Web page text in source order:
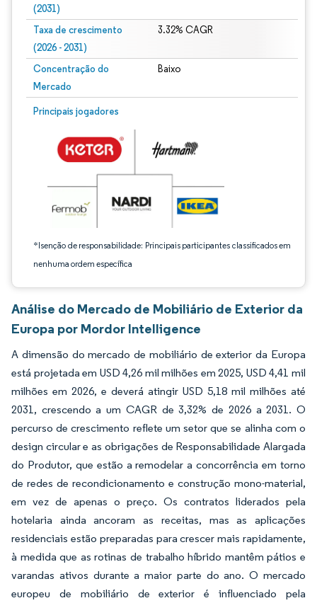
(2031)
Taxa de crescimento
(2026 - 2031)
3.32% CAGR
Concentração do
Mercado
Baixo
Principais jogadores
*Isenção de responsabilidade: Principais participantes classificados em
nenhuma ordem específica
Imagem © Mordor Intelligence. O reuso requer atribuição conforme CC BY 4.0.
Análise do Mercado de Mobiliário de Exterior da
Europa por Mordor Intelligence
A dimensão do mercado de mobiliário de exterior da Europa
está projetada em USD 4,26 mil milhões em 2025, USD 4,41 mil
milhões em 2026, e deverá atingir USD 5,18 mil milhões até
2031, crescendo a um CAGR de 3,32% de 2026 a 2031. O
percurso de crescimento reflete um setor que se alinha com o
design circular e as obrigações de Responsabilidade Alargada
do Produtor, que estão a remodelar a concorrência em torno
de redes de recondicionamento e construção mono-material,
em vez de apenas o preço. Os contratos liderados pela
hotelaria ainda ancoram as receitas, mas as aplicações
residenciais estão preparadas para crescer mais rapidamente,
à medida que as rotinas de trabalho híbrido mantêm pátios e
varandas ativos durante a maior parte do ano. O mercado
europeu de mobiliário de exterior é influenciado pela